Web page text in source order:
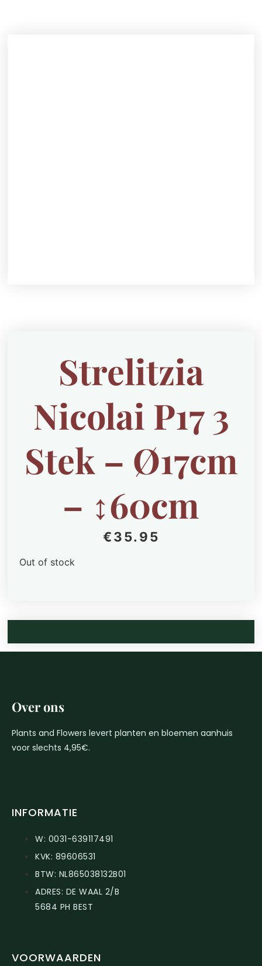
Strelitzia
Nicolai P17 3
Stek – Ø17cm
– ↕60cm
€35.95
Out of stock
Over ons
Plants and Flowers levert planten en bloemen aanhuis
voor slechts 4,95€.
INFORMATIE
W: 0031-639117491
KVK: 89606531
BTW: NL865038132B01
ADRES: DE WAAL 2/B
5684 PH BEST
VOORWAARDEN